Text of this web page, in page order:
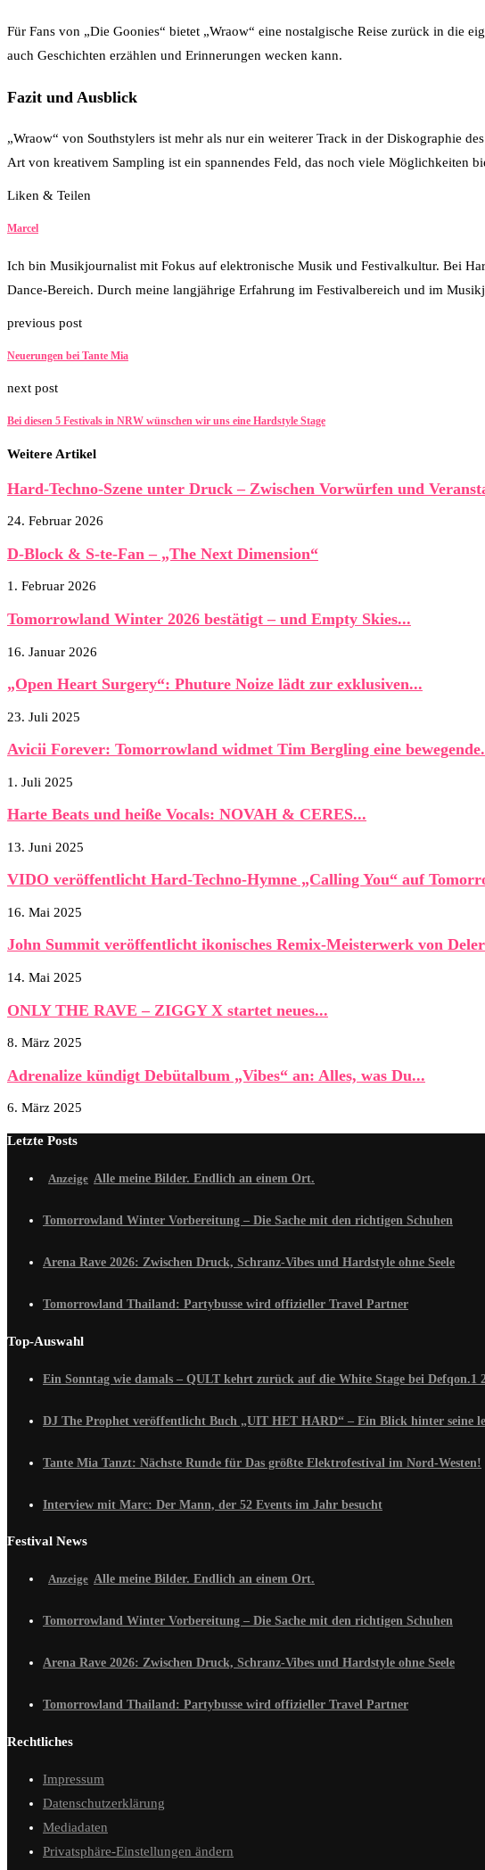
Für Fans von „Die Goonies“ bietet „Wraow“ eine nostalgische Reise zurück in die
auch Geschichten erzählen und Erinnerungen wecken kann.
Fazit und Ausblick
„Wraow“ von Southstylers ist mehr als nur ein weiterer Track in der Diskographie
Art von kreativem Sampling ist ein spannendes Feld, das noch viele Möglichkeiten
Liken & Teilen
Marcel
Ich bin Musikjournalist mit Fokus auf elektronische Musik und Festivalkultur. Bei
Dance-Bereich. Durch meine langjährige Erfahrung im Festivalbereich und im
previous post
Neuerungen bei Tante Mia
next post
Bei diesen 5 Festivals in NRW wünschen wir uns eine Hardstyle Stage
Weitere Artikel
Hard-Techno-Szene unter Druck – Zwischen Vorwürfen und
24. Februar 2026
D-Block & S-te-Fan – „The Next Dimension“
1. Februar 2026
Tomorrowland Winter 2026 bestätigt – und Empty Skies...
16. Januar 2026
„Open Heart Surgery“: Phuture Noize lädt zur exklusiven...
23. Juli 2025
Avicii Forever: Tomorrowland widmet Tim Bergling eine
1. Juli 2025
Harte Beats und heiße Vocals: NOVAH & CERES...
13. Juni 2025
VIDO veröffentlicht Hard-Techno-Hymne „Calling You“ auf
16. Mai 2025
John Summit veröffentlicht ikonisches Remix-Meisterwerk von
14. Mai 2025
ONLY THE RAVE – ZIGGY X startet neues...
8. März 2025
Adrenalize kündigt Debütalbum „Vibes“ an: Alles, was Du...
6. März 2025
Letzte Posts
Alle meine Bilder. Endlich an einem Ort.
Tomorrowland Winter Vorbereitung – Die Sache mit den richtigen Schuhen
Arena Rave 2026: Zwischen Druck, Schranz-Vibes und Hardstyle ohne Seele
Tomorrowland Thailand: Partybusse wird offizieller Travel Partner
Top-Auswahl
Ein Sonntag wie damals – QULT kehrt zurück auf die White Stage bei Defqon.1
DJ The Prophet veröffentlicht Buch „UIT HET HARD“ – Ein Blick hinter seine
Tante Mia Tanzt: Nächste Runde für Das größte Elektrofestival im Nord-Westen!
Interview mit Marc: Der Mann, der 52 Events im Jahr besucht
Festival News
Alle meine Bilder. Endlich an einem Ort.
Tomorrowland Winter Vorbereitung – Die Sache mit den richtigen Schuhen
Arena Rave 2026: Zwischen Druck, Schranz-Vibes und Hardstyle ohne Seele
Tomorrowland Thailand: Partybusse wird offizieller Travel Partner
Rechtliches
Impressum
Datenschutzerklärung
Mediadaten
Privatsphäre-Einstellungen ändern